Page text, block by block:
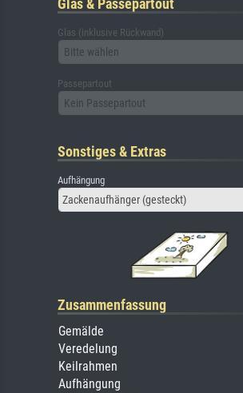
Glas & Passepartout
Glas (inklusive Rückwand)
Bitte wählen
Passepartout
Kein Passepartout
Sonstiges & Extras
Aufhängung
Zackenaufhänger (gesteckt)
Zusammenfassung
Gemälde
Veredelung
Keilrahmen
Aufhängung